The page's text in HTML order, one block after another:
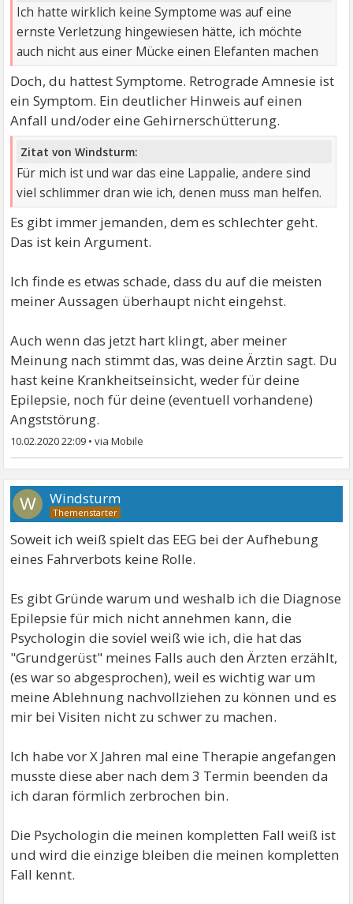
Ich hatte wirklich keine Symptome was auf eine
ernste Verletzung hingewiesen hätte, ich möchte
auch nicht aus einer Mücke einen Elefanten machen
Doch, du hattest Symptome. Retrograde Amnesie ist
ein Symptom. Ein deutlicher Hinweis auf einen
Anfall und/oder eine Gehirnerschütterung.
Zitat von Windsturm:
Für mich ist und war das eine Lappalie, andere sind
viel schlimmer dran wie ich, denen muss man helfen.
Es gibt immer jemanden, dem es schlechter geht.
Das ist kein Argument.
Ich finde es etwas schade, dass du auf die meisten
meiner Aussagen überhaupt nicht eingehst.
Auch wenn das jetzt hart klingt, aber meiner
Meinung nach stimmt das, was deine Ärztin sagt. Du
hast keine Krankheitseinsicht, weder für deine
Epilepsie, noch für deine (eventuell vorhandene)
Angststörung.
10.02.2020 22:09 •
W Windsturm
Soweit ich weiß spielt das EEG bei der Aufhebung
eines Fahrverbots keine Rolle.
Es gibt Gründe warum und weshalb ich die Diagnose
Epilepsie für mich nicht annehmen kann, die
Psychologin die soviel weiß wie ich, die hat das
"Grundgerüst" meines Falls auch den Ärzten erzählt,
(es war so abgesprochen), weil es wichtig war um
meine Ablehnung nachvollziehen zu können und es
mir bei Visiten nicht zu schwer zu machen.
Ich habe vor X Jahren mal eine Therapie angefangen
musste diese aber nach dem 3 Termin beenden da
ich daran förmlich zerbrochen bin.
Die Psychologin die meinen kompletten Fall weiß ist
und wird die einzige bleiben die meinen kompletten
Fall kennt.